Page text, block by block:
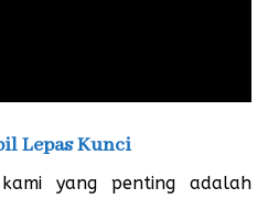
Lepas Kunci
yang penting adalah